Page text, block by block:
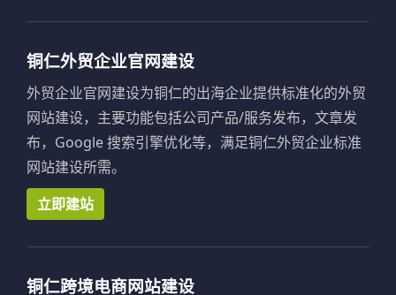
铜仁外贸企业官网建设
外贸企业官网建设为铜仁的出海企业提供标准化的外贸
网站建设，主要功能包括公司产品/服务发布，文章发
布，Google 搜索引擎优化等，满足铜仁外贸企业标准
网站建设所需。
立即建站
铜仁跨境电商网站建设